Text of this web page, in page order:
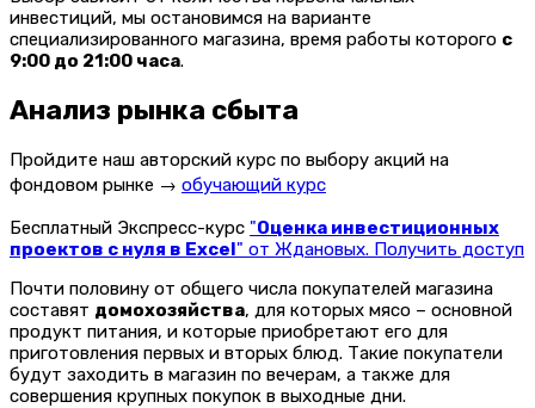
инвестиций, мы остановимся на варианте
специализированного магазина, время работы которого с
9:00 до 21:00 часа.
Анализ рынка сбыта
Пройдите наш авторский курс по выбору акций на
фондовом рынке → обучающий курс
Бесплатный Экспресс-курс "Оценка инвестиционных
проектов с нуля в Excel" от Ждановых. Получить доступ
Почти половину от общего числа покупателей магазина
составят домохозяйства, для которых мясо – основной
продукт питания, и которые приобретают его для
приготовления первых и вторых блюд. Такие покупатели
будут заходить в магазин по вечерам, а также для
совершения крупных покупок в выходные дни.